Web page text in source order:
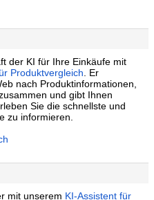
der KI für Ihre Einkäufe mit
Produktvergleich . Er
nach Produktinformationen,
und gibt Ihnen
Sie die schnellste und
zu informieren.
mit unserem KI-Assistent für